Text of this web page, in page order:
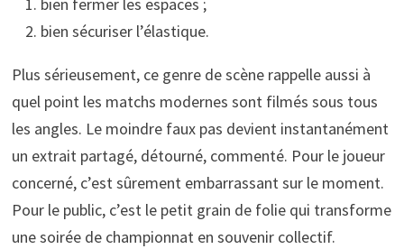
bien fermer les espaces ;
bien sécuriser l’élastique.
Plus sérieusement, ce genre de scène rappelle aussi à
quel point les matchs modernes sont filmés sous tous
les angles. Le moindre faux pas devient instantanément
un extrait partagé, détourné, commenté. Pour le joueur
concerné, c’est sûrement embarrassant sur le moment.
Pour le public, c’est le petit grain de folie qui transforme
une soirée de championnat en souvenir collectif.